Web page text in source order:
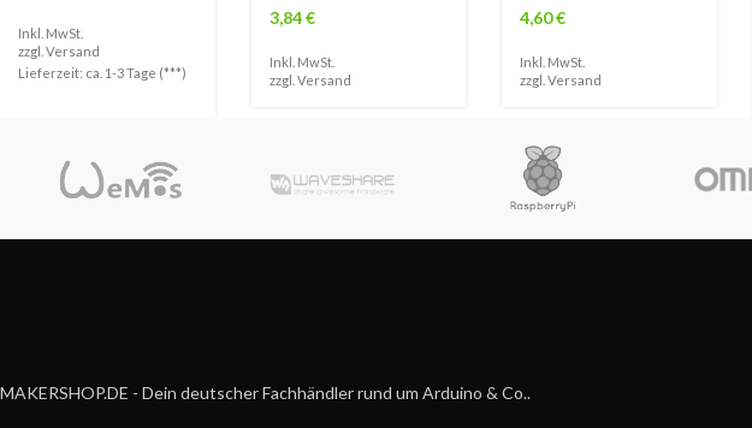
Inkl. MwSt.
zzgl. Versand
Lieferzeit: ca. 1-3 Tage (***)
3,84€
Inkl. MwSt.
zzgl. Versand
4,60€
Inkl. MwSt.
zzgl.Versand
MAKERSHOP.DE - Dein deutscher Fachhändler rund um Arduino & Co..